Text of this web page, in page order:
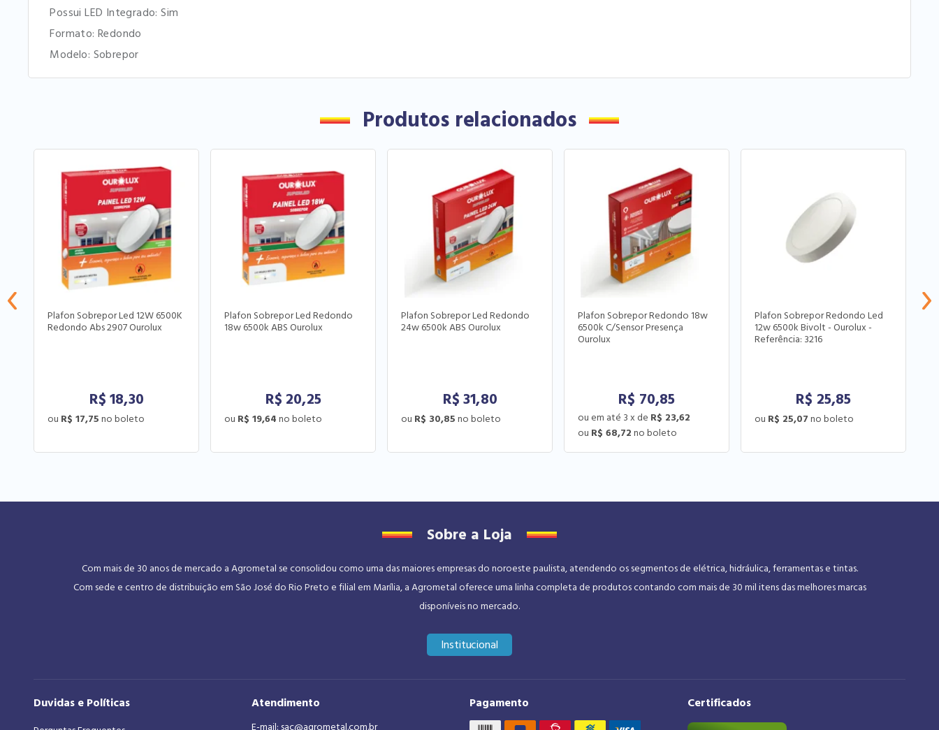
Possui LED Integrado: Sim
Formato: Redondo
Modelo: Sobrepor
Produtos relacionados
Plafon Sobrepor Led 12W 6500K
Redondo Abs 2907 Ourolux
R$ 18,30
R$ 17,75
Plafon Sobrepor Led Redondo
18w 6500k ABS Ourolux
R$ 20,25
R$ 19,64
Plafon Sobrepor Led Redondo
24w 6500k ABS Ourolux
R$ 31,80
R$ 30,85
Plafon Sobrepor Redondo 18w
6500k C/Sensor Presença
Ourolux
R$ 70,85
3 x de R$ 23,62
R$ 68,72
Plafon Sobrepor Redondo Led
12w 6500k Bivolt - Ourolux -
Referência: 3216
R$ 25,85
R$ 25,07
Sobre a Loja
Com mais de 30 anos de mercado a Agrometal se consolidou como uma das maiores empresas do noroeste paulista, atendendo os segmentos de elétrica, hidráulica, ferramentas e tintas.
Com sede e centro de distribuição em São José do Rio Preto e filial em Marília, a Agrometal oferece uma linha completa de produtos contando com mais de 30 mil itens das melhores marcas
disponíveis no mercado.
Institucional
Duvidas e Políticas Atendimento
E-mail: sac@agrometal.com.br
Pagamento Certificados